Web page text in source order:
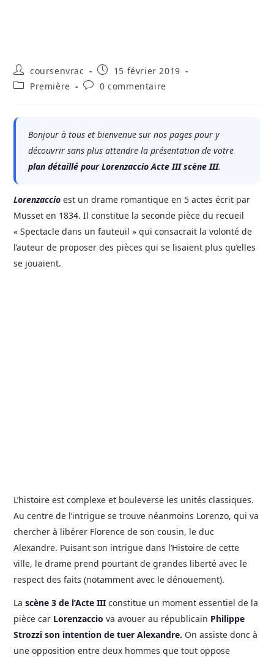
Auteur/autrice
de
la
coursenvrac
Publication
publiée :
15 février 2019
PostPremière
Commentaires
0 commentaire
Bonjour à tous et bienvenue sur nos pages pour y
découvrir sans plus attendre la présentation de votre
plan détaillé pourLorenzaccioActe III scène III.
Lorenzaccio est un drame romantique en 5 actes écrit par
Musset en 1834. Il constitue la seconde pièce du recueil
« Spectacle dans un fauteuil » qui consacrait la volonté de
l’auteur de proposer des pièces qui se lisaient plus qu’elles
se jouaient.
L’histoire est complexe et bouleverse les unités classiques.
Au centre de l’intrigue se trouve néanmoins Lorenzo, qui va
chercher à libérer Florence de son cousin, le duc
Alexandre. Puisant son intrigue dans l’Histoire de cette
ville, le drame prend pourtant de grandes liberté avec le
respect des faits (notamment avec le dénouement).
Lascène 3 de l’Acte III constitue un moment essentiel de la
pièce car Lorenzaccio va avouer au républicain Philippe
Strozzi son intention de tuer Alexandre. On assiste donc à
une opposition entre deux hommes que tout oppose